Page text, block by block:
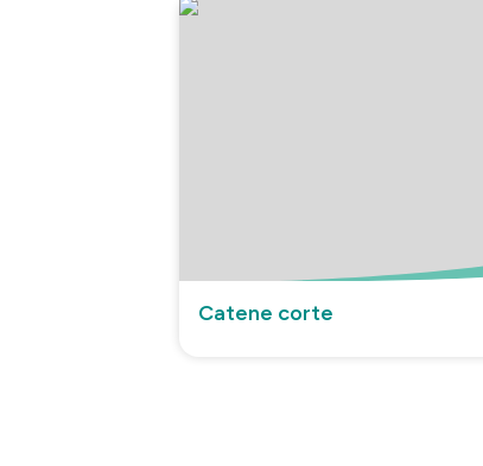
Catene corte